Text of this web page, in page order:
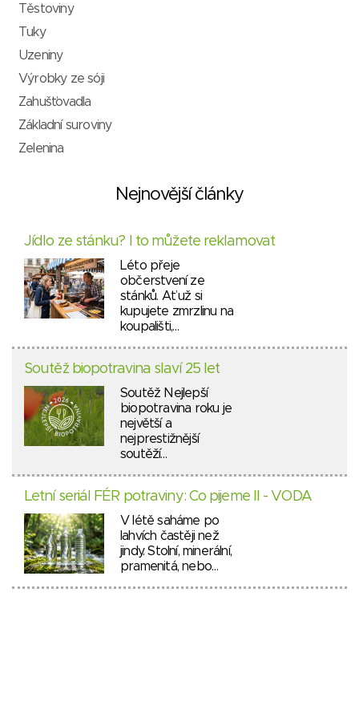
Těstoviny
Tuky
Uzeniny
Výrobky ze sóji
Zahušťovadla
Základní suroviny
Zelenina
Nejnovější články
Jídlo ze stánku? I to můžete reklamovat
Léto přeje
občerstvení ze
stánků. Ať už si
kupujete zmrzlinu na
koupališti,…
Soutěž biopotravina slaví 25 let
Soutěž Nejlepší
biopotravina roku je
největší a
nejprestižnější
soutěží…
Letní seriál FÉR potraviny: Co pijeme II - VODA
V létě saháme po
lahvích častěji než
jindy. Stolní, minerální,
pramenitá, nebo…